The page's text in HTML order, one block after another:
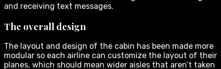
and receiving text messages.
The overall design
The layout and design of the cabin has been made more
modular so each airline can customize the layout of their
planes, which should mean wider aisles that aren’t taken